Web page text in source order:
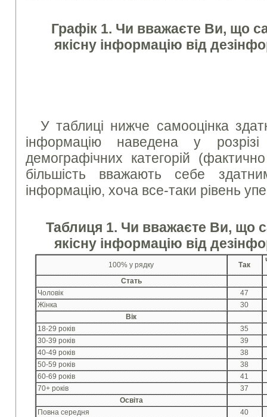
Графік 1. Чи вважаєте Ви, що
якісну інформацію від
У таблиці нижче самооцінка
інформацію наведена у
демографічних категорій
більшість вважають себе
інформацію, хоча все-таки рівень
Таблиця 1. Чи вважаєте Ви, що
якісну інформацію від
100% у рядку Так
Стать
Чоловік
47
Жінка
30
Вік
18-29 років
35
30-39 років
39
40-49 років
38
50-59 років
38
60-69 років
41
70+ років
37
Освіта
Повна середня
40